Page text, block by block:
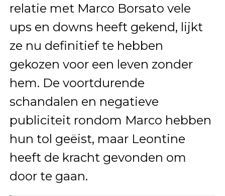
relatie met Marco Borsato vele
ups en downs heeft gekend, lijkt
ze nu definitief te hebben
gekozen voor een leven zonder
hem. De voortdurende
schandalen en negatieve
publiciteit rondom Marco hebben
hun tol geëist, maar Leontine
heeft de kracht gevonden om
door te gaan.